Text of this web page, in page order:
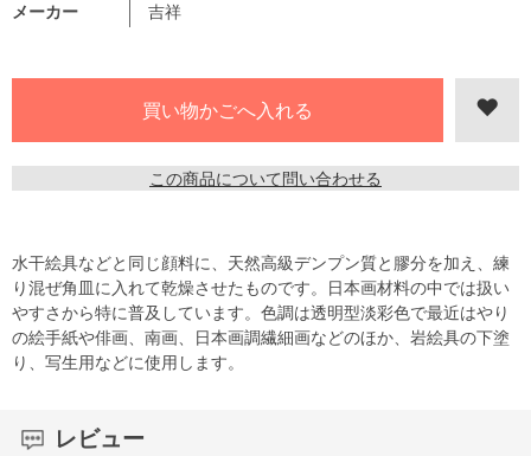
メーカー 吉祥
この商品について問い合わせる
水干絵具などと同じ顔料に、天然高級デンプン質と膠分を加え、練
り混ぜ角皿に入れて乾燥させたものです。日本画材料の中では扱い
やすさから特に普及しています。色調は透明型淡彩色で最近はやり
の絵手紙や俳画、南画、日本画調繊細画などのほか、岩絵具の下塗
り、写生用などに使用します。
レビュー